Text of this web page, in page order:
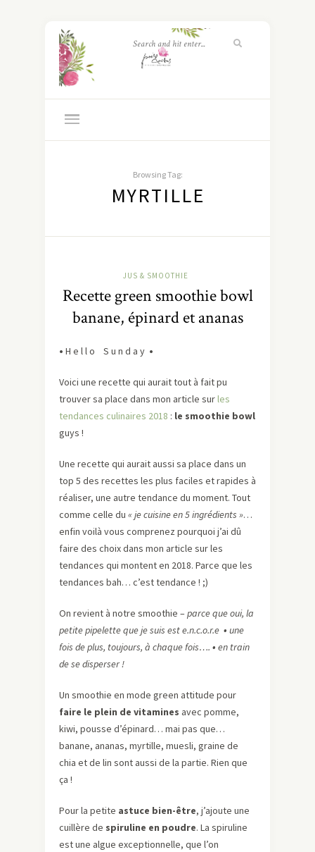
Browsing Tag:
MYRTILLE
JUS & SMOOTHIE
Recette green smoothie bowl
banane, épinard et ananas
• H e l l o S u n d a y •
Voici une recette qui aurait tout à fait pu
trouver sa place dans mon article surles
tendances culinaires 2018 : le smoothie bowl
guys !
Une recette qui aurait aussi sa place dans un
top 5 des recettes les plus faciles et rapides à
réaliser, une autre tendance du moment. Tout
comme celle du « je cuisine en 5 ingrédients »…
enfin voilà vous comprenez pourquoi j’ai dû
faire des choix dans mon article sur les
tendances qui montent en 2018. Parce que les
tendances bah… c’est tendance ! ;)
On revient à notre smoothie –parce que oui, la
petite pipelette que je suis est e.n.c.o.r.e • une
fois de plus, toujours, à chaque fois…. • en train
de se disperser !
Un smoothie en mode green attitude pour
faire le plein de vitamines avec pomme,
kiwi, pousse d’épinard… mai pas que…
banane, ananas, myrtille, muesli, graine de
chia et de lin sont aussi de la partie. Rien que
ça !
Pour la petite astuce bien-être, j’ajoute une
cuillère de spiruline en poudre. La spiruline
est une algue exceptionnelle, que l’on